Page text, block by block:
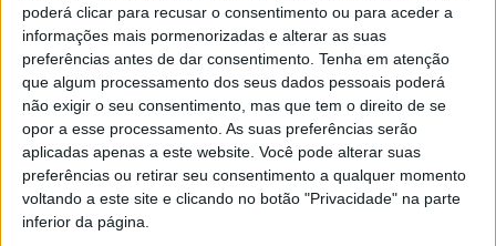
poderá clicar para recusar o consentimento ou para aceder a
informações mais pormenorizadas e alterar as suas
preferências antes de dar consentimento. Tenha em atenção
que algum processamento dos seus dados pessoais poderá
não exigir o seu consentimento, mas que tem o direito de se
opor a esse processamento. As suas preferências serão
aplicadas apenas a este website. Você pode alterar suas
preferências ou retirar seu consentimento a qualquer momento
voltando a este site e clicando no botão "Privacidade" na parte
inferior da página.
A
companhada pelo INESC TEC, seu parceiro
tecnológico, a AECOA encerrou um ciclo de
visitas a empresas da região. Cerca de uma
dezena abriu as suas portas a mais um
projeto financiado pelos fundos comunitários
e executado por esta Associação, neste caso em
consórcio com a AEF. Trata-se de um programa voltado
para os Sistemas Avançados de Produção (SAP).